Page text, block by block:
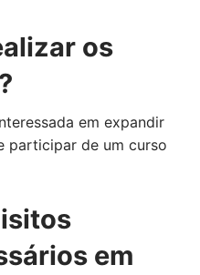
os
em expandir
participar de um curso
em